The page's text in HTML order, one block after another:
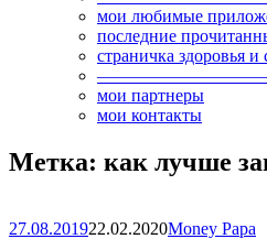
мои любимые
последние
страничка здоровья и
мои партнеры
мои контакты
Метка: как лучше
27.08.201922.02.2020Money Papa